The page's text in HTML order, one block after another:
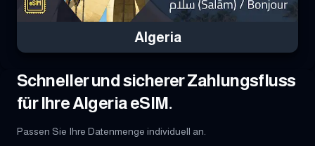
Algeria
Schneller und sicherer Zahlungsfluss
für Ihre Algeria eSIM.
Passen Sie Ihre Datenmenge individuell an.